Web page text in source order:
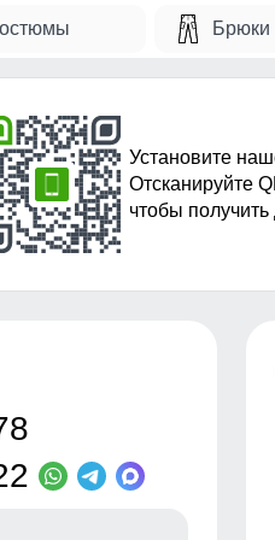
Брюки
Установите
Отсканируйте
чтобы